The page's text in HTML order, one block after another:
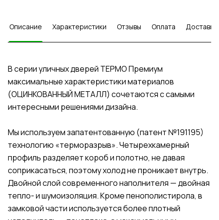
Описание Характеристики Отзывы Оплата Доставка
В серии уличных дверей ТЕРМО Премиум
максимальные характеристики материалов
(ОЦИНКОВАННЫЙ МЕТАЛЛ) сочетаются с самыми
интересными решениями дизайна.
Мы используем запатентованную (патент №191195)
технологию «терморазрыв». Четырехкамерный
профиль разделяет короб и полотно, не давая
соприкасаться, поэтому холод не проникает внутрь.
Двойной слой современного наполнителя — двойная
тепло- и шумоизоляция. Кроме пенополистирола, в
замковой части используется более плотный